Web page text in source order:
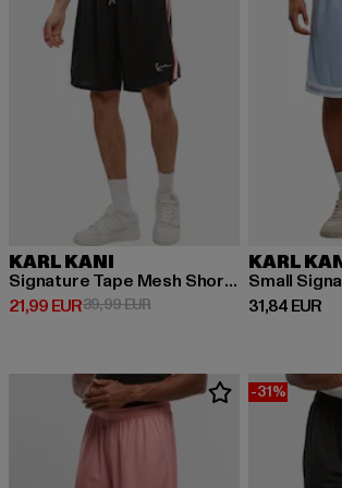
KARL KANI
Signature Tape Mesh Shorts
21,99 EUR
Derzeitiger Preis: 21,99 EUR
39,99 EURAktionspreis: 39,99 EUR
KARL
31,84 EUR
Derzeitiger
-31%